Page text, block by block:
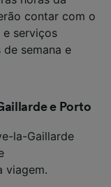
contar com o
serviços
semana e
e Porto
la-Gaillarde
viagem.